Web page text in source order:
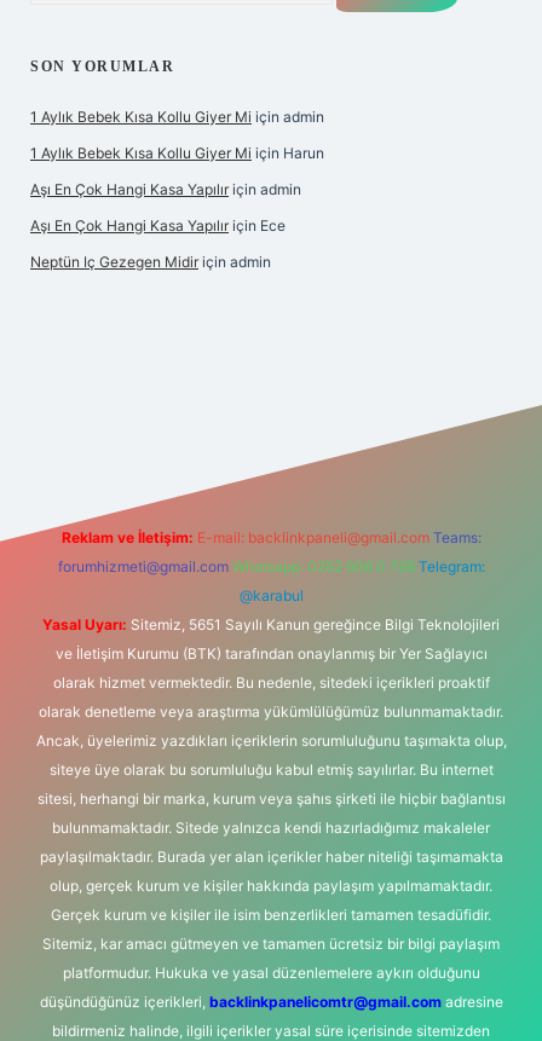
SON YORUMLAR
1 Aylık Bebek Kısa Kollu Giyer Mi için admin
1 Aylık Bebek Kısa Kollu Giyer Mi için Harun
Aşı En Çok Hangi Kasa Yapılır için admin
Aşı En Çok Hangi Kasa Yapılır için Ece
Neptün Iç Gezegen Midir için admin
elexbet en iyi bahis sitesi
Reklam ve İletişim: E-mail: backlinkpaneli@gmail.com Teams:
forumhizmeti@gmail.com Whatsapp: 0262 606 0 726 Telegram:
@karabul
Yasal Uyarı: Sitemiz, 5651 Sayılı Kanun gereğince Bilgi Teknolojileri
ve İletişim Kurumu (BTK) tarafından onaylanmış bir Yer Sağlayıcı
olarak hizmet vermektedir. Bu nedenle, sitedeki içerikleri proaktif
olarak denetleme veya araştırma yükümlülüğümüz bulunmamaktadır.
Ancak, üyelerimiz yazdıkları içeriklerin sorumluluğunu taşımakta olup,
siteye üye olarak bu sorumluluğu kabul etmiş sayılırlar. Bu internet
sitesi, herhangi bir marka, kurum veya şahıs şirketi ile hiçbir bağlantısı
bulunmamaktadır. Sitede yalnızca kendi hazırladığımız makaleler
paylaşılmaktadır. Burada yer alan içerikler haber niteliği taşımamakta
olup, gerçek kurum ve kişiler hakkında paylaşım yapılmamaktadır.
Gerçek kurum ve kişiler ile isim benzerlikleri tamamen tesadüfidir.
Sitemiz, kar amacı gütmeyen ve tamamen ücretsiz bir bilgi paylaşım
platformudur. Hukuka ve yasal düzenlemelere aykırı olduğunu
düşündüğünüz içerikleri, backlinkpanelicomtr@gmail.comadresine
bildirmeniz halinde, ilgili içerikler yasal süre içerisinde sitemizden